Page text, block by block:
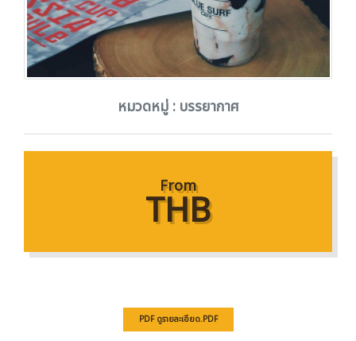
หมวดหมู่ : บรรยากาศ
From
THB
PDF ดูรายละเอียด.PDF